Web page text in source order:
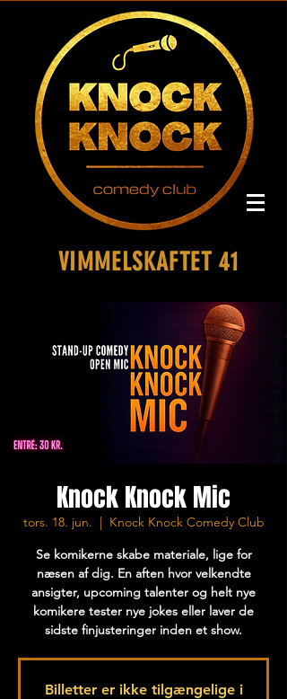
VIMMELSKAFTET 41
Knock Knock Mic
tors. 18. jun.
  |
Knock Knock Comedy Club
Se komikerne skabe materiale, lige for
næsen af dig. En aften hvor velkendte
ansigter, upcoming talenter og helt nye
komikere tester nye jokes eller laver de
sidste finjusteringer inden et show.
Billetter er ikke tilgængelige i